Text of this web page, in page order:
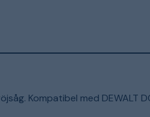
Kompatibel med DEWALT